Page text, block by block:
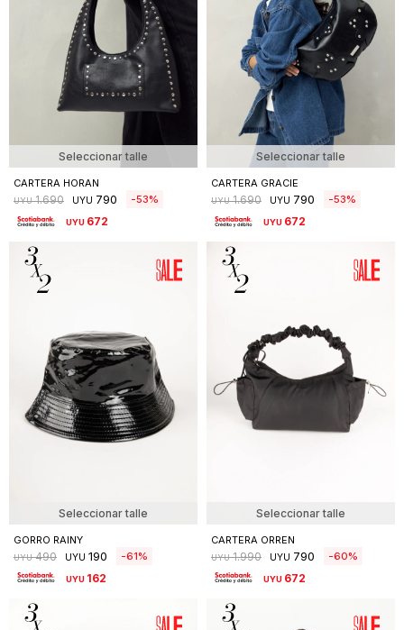
Seleccionar talle
CARTERA HORAN
UYU 1.690 UYU 790 53
UYU 672
Seleccionar talle
CARTERA GRACIE
UYU 1.690 UYU 790 53
UYU 672
Seleccionar talle
GORRO RAINY
UYU 490 UYU 190 61
UYU 162
Seleccionar talle
CARTERA ORREN
UYU 1.990 UYU 790 60
UYU 672